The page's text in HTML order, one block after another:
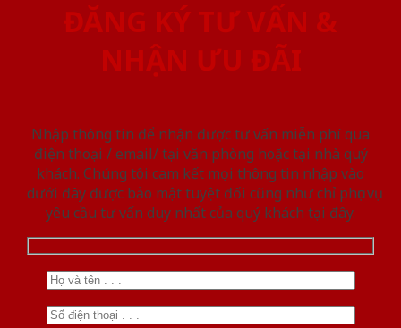
ĐĂNG KÝ TƯ VẤN &
NHẬN ƯU ĐÃI
Nhập thông tin để nhận được tư vấn miễn phí qua
điện thoại / email/ tại văn phòng hoặc tại nhà quý
khách. Chúng tôi cam kết mọi thông tin nhập vào
dưới đây được bảo mật tuyệt đối cũng như chỉ phục vụ
yêu cầu tư vấn duy nhất của quý khách tại đây.